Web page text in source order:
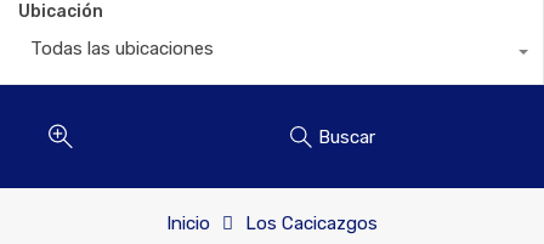
Ubicación
Todas las ubicaciones
Buscar
Inicio Los Cacicazgos